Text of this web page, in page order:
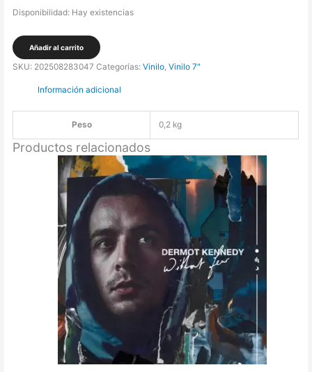
Disponibilidad: Hay existencias
Wilson,
Jackie
I'll
Be
Añadir al carrito
SKU: 202508283047 Categorías:Vinilo,Vinilo 7"
Información adicional
Peso 0,2 kg
Productos relacionados